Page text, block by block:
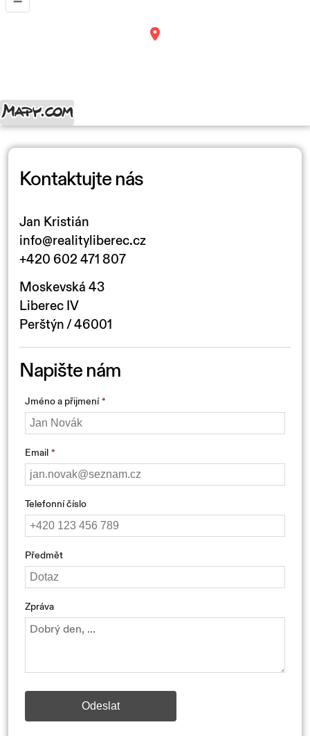
Kontaktujte nás
Jan Kristián
info@realityliberec.cz
+420 602 471 807
Moskevská 43
Liberec IV
Perštýn / 46001
Napište nám
Jméno a přijmení
Email
Telefonní číslo
Předmět
Zpráva
Odeslat